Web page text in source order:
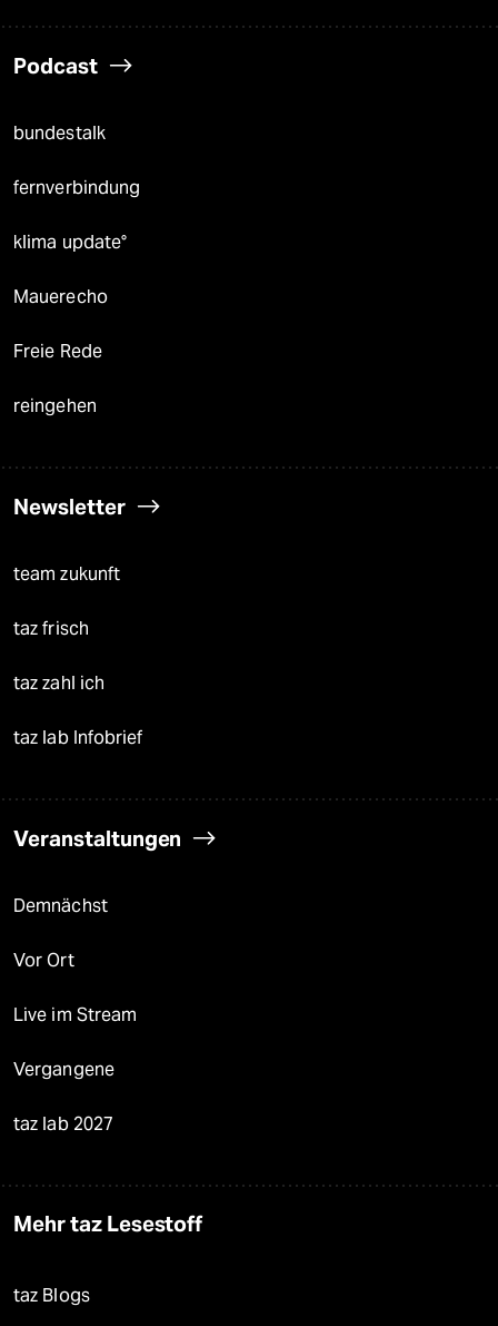
Podcast
bundestalk
fernverbindung
klima update°
Mauerecho
Freie Rede
reingehen
Newsletter
team zukunft
taz frisch
taz zahl ich
taz lab Infobrief
Veranstaltungen
Demnächst
Vor Ort
Live im Stream
Vergangene
taz lab 2027
Mehr taz Lesestoff
taz Blogs